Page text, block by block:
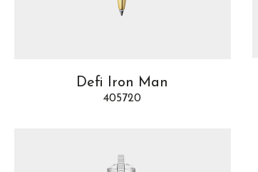
Defi Iron Man
405720